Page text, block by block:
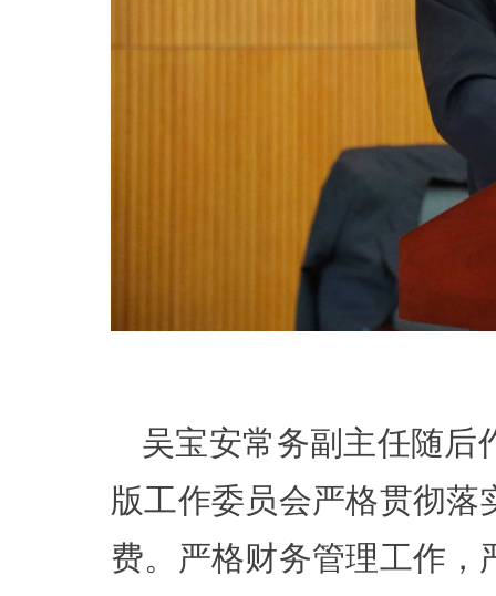
吴宝安常务副主任随后
版工作委员会严格贯彻
费。严格财务管理工作，